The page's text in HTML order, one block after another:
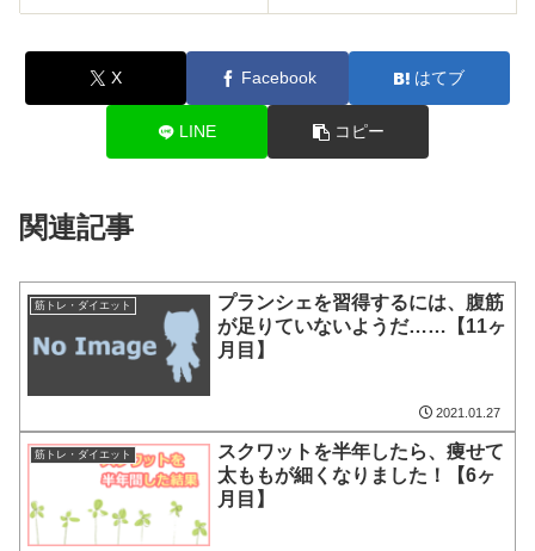
X Facebook はてブ
LINE コピー
関連記事
筋トレ・ダイエット
プランシェを習得するには、腹筋
が足りていないようだ……【11ヶ
月目】
2021.01.27
筋トレ・ダイエット
スクワットを半年したら、痩せて
太ももが細くなりました！【6ヶ
月目】